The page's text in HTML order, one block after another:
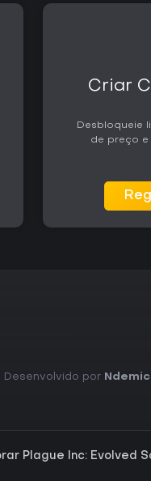
Criar
Desbloqueie
de preço e
Desenvolvido por
Plague Inc: Evolved